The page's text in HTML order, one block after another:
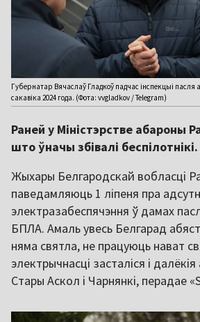
Губернатар Вячаслаў Гладкоў падчас інспекцыі пасля
сакавіка 2024 года. (Фота: vvgladkov / Telegram)
Раней у Міністэрстве абароны
што ўначы збівалі беспілотнікі.
Жыхары Белгародскай вобласці
паведамляюць 1 ліпеня пра
электразабеспячэння ў дамах
БПЛА. Амаль увесь Белгарад
няма святла, не працуюць нават
электрычнасці засталіся і
Стары Аскол і Чарнянкі, перадае